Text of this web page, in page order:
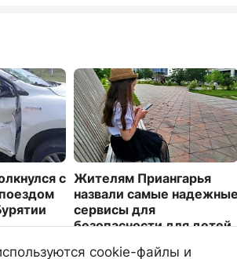
с Жителям Приангарья
назвали самые
сервисы для
безопасности для детей
1266
cookie-файлы и